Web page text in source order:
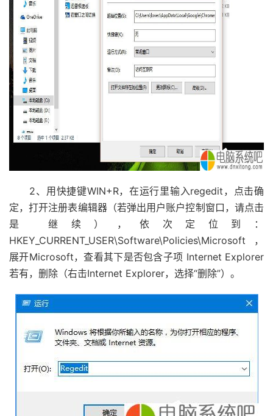
2、用快捷键WIN+R，在运行里输入regedit，点击确
定，打开注册表编辑器（若弹出用户账户控制窗口，请点击
是 继续），依次定位到：
HKEY_CURRENT_USER\Software\Policies\Microsoft，
展开Microsoft，查看其下是否包含子项 Internet Explorer
若有，删除（右击Internet Explorer，选择“删除”）。